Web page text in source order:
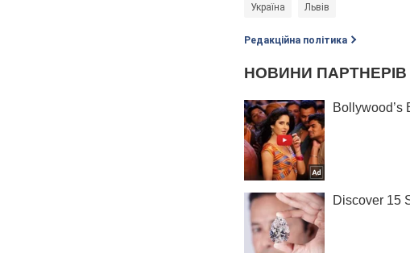
Україна Львів
Редакційна політика